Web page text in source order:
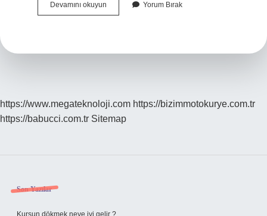
Devamını okuyun
Hesabında
Yorum Bırak
https://www.megateknoloji.com https://bizimmotokurye.com.tr
https://babucci.com.tr Sitemap
Sidebar
Son Yazılar
Kurşun dökmek neye iyi gelir ?